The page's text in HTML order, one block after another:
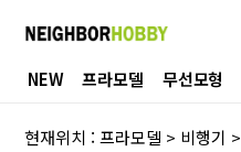
NEW 프라모델 무선모형
현재위치 :프라모델 > 비행기 >